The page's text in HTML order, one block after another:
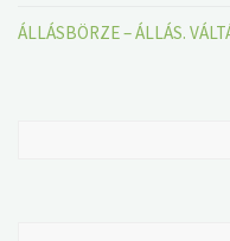
ÁLLÁSBÖRZE – ÁLLÁS.